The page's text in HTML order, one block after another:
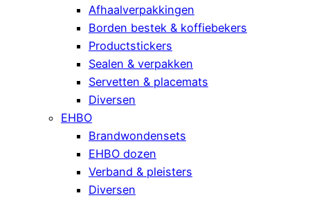
Afhaalverpakkingen
Borden bestek & koffiebekers
Productstickers
Sealen & verpakken
Servetten & placemats
Diversen
EHBO
Brandwondensets
EHBO dozen
Verband & pleisters
Diversen